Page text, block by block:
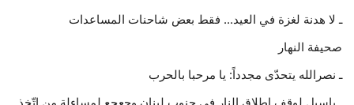
ـ لا هدنة لغزة في العيد... فقط بعض شاحنات المساعدات
صحيفة النهار
ـ نصرالله يتحدّى مجدداً: يا مرحبا بالحرب